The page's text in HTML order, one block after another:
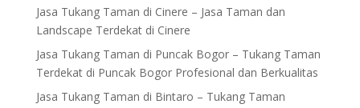
Jasa Tukang Taman di Cinere – Jasa Taman dan
Landscape Terdekat di Cinere
Jasa Tukang Taman di Puncak Bogor – Tukang Taman
Terdekat di Puncak Bogor Profesional dan Berkualitas
Jasa Tukang Taman di Bintaro – Tukang Taman